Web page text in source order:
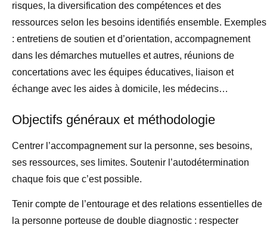
risques, la diversification des compétences et des
ressources selon les besoins identifiés ensemble. Exemples
: entretiens de soutien et d’orientation, accompagnement
dans les démarches mutuelles et autres, réunions de
concertations avec les équipes éducatives, liaison et
échange avec les aides à domicile, les médecins…
Objectifs généraux et méthodologie
Centrer l’accompagnement sur la personne, ses besoins,
ses ressources, ses limites. Soutenir l’autodétermination
chaque fois que c’est possible.
Tenir compte de l’entourage et des relations essentielles de
la personne porteuse de double diagnostic : respecter